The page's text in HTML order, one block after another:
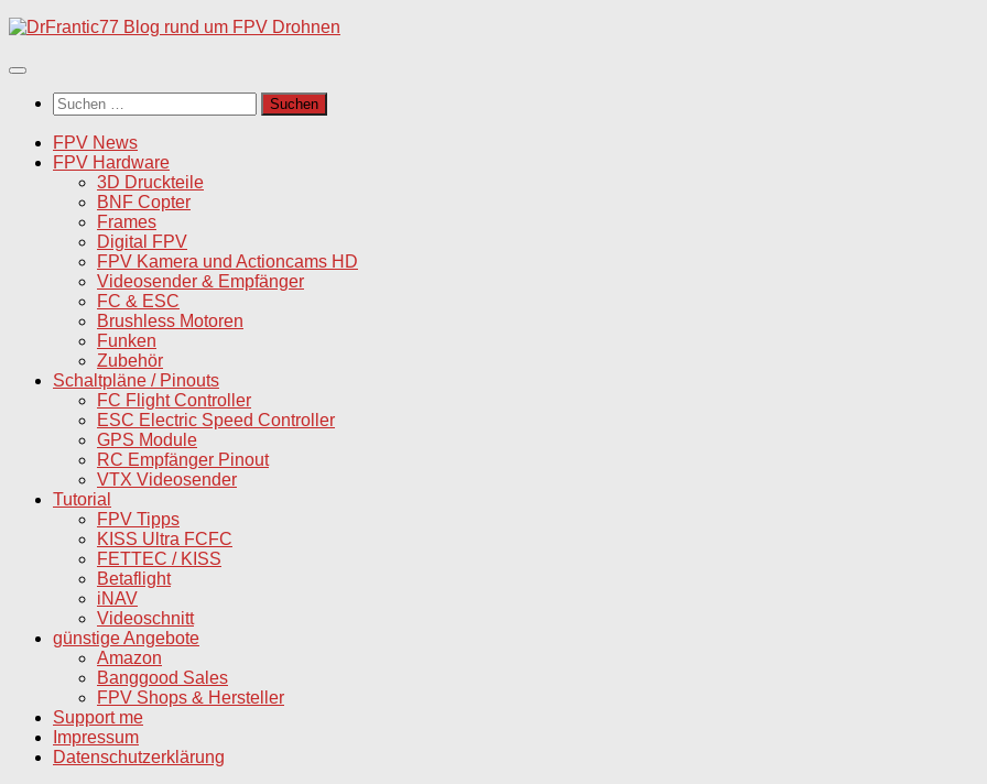
Unter
Inhalt
Suchen
nach:
FPV News
FPV Hardware
3D Druckteile
BNF Copter
Frames
Digital FPV
FPV Kamera und Actioncams HD
Videosender & Empfänger
FC & ESC
Brushless Motoren
Funken
Zubehör
Schaltpläne / Pinouts
FC Flight Controller
ESC Electric Speed Controller
GPS Module
RC Empfänger Pinout
VTX Videosender
Tutorial
FPV Tipps
KISS Ultra FCFC
FETTEC / KISS
Betaflight
iNAV
Videoschnitt
günstige Angebote
Amazon
Banggood Sales
FPV Shops & Hersteller
Support me
Impressum
Datenschutzerklärung